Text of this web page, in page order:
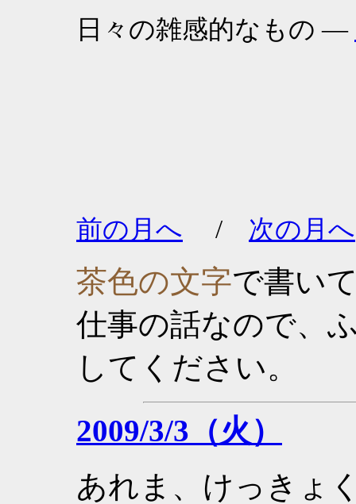
日々の雑感的なもの ―
前の月へ / 次の月へ
茶色の文字で書い
仕事の話なので、
してください。
2009/3/3（火）
あれま、けっきょ